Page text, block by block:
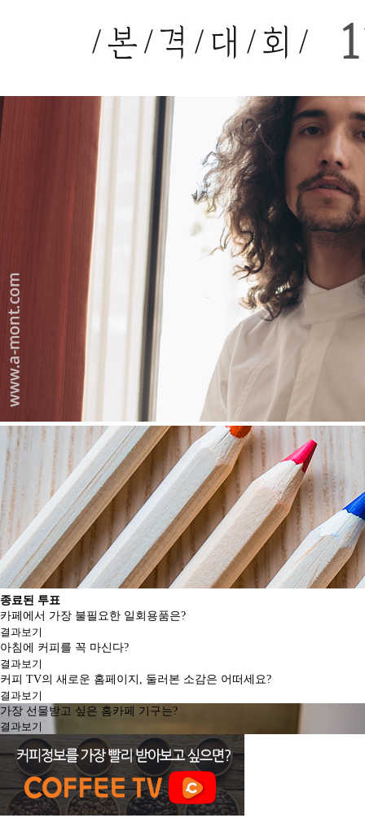
종료된 투표
카페에서 가장 불필요한 일회용품은?
결과보기
아침에 커피를 꼭 마신다?
결과보기
커피 TV의 새로운 홈페이지, 둘러본 소감은 어떠세요?
결과보기
가장 선물받고 싶은 홈카페 기구는?
결과보기